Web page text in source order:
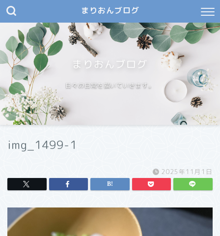
まりおんブログ
まりおんブログ
日々の日常を描いていきます。
img_1499-1
2025年11月1日